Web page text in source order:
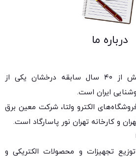
درباره ما
گروه صنعتی ولتا با بیش از ۴۰ سال سابقه درخشان یکی از
ایران است.
الکترو ولتا، شرکت معین برق
و کارخانه تهران نور پاسارگاد است.
توزیع تجهیزات و محصولات الکتریکی و